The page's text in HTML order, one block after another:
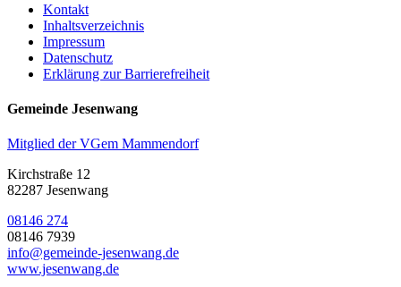
Kontakt
Inhaltsverzeichnis
Impressum
Datenschutz
Erklärung zur Barrierefreiheit
Gemeinde Jesenwang
Mitglied der VGem Mammendorf
Kirchstraße 12
82287 Jesenwang
08146 274
08146 7939
info@gemeinde-jesenwang.de
www.jesenwang.de